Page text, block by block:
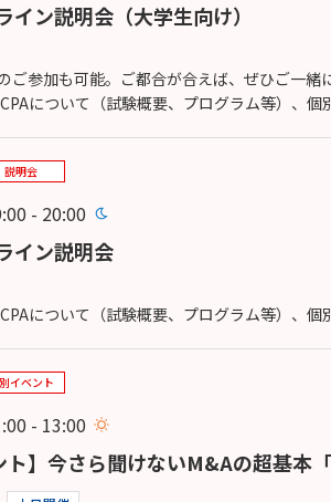
イン説明会（大学生向け）
ご参加も可能。ご都合が合えば、ぜひご一
について（試験概要、プログラム等）、個
説明会
- 20:00
イン説明会
について（試験概要、プログラム等）、個
イベント
- 13:00
ト】今さら聞けないM&Aの超基本